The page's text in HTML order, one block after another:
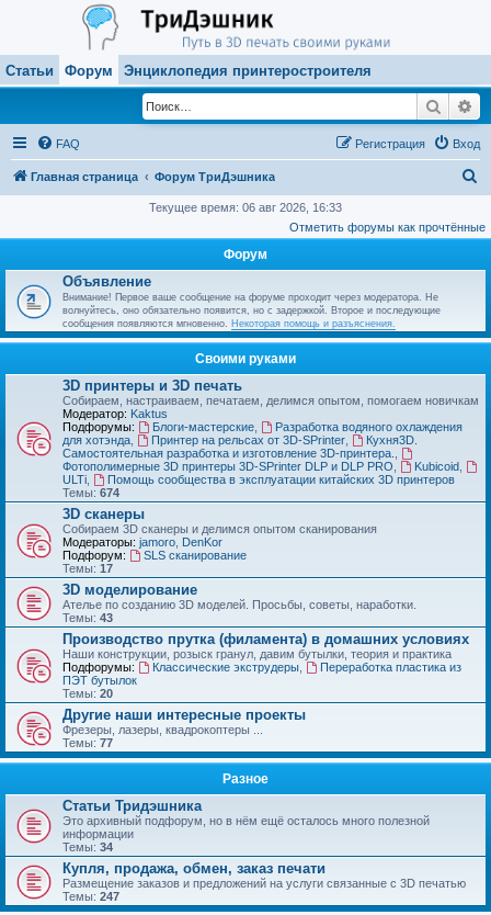
Статьи Форум Энциклопедия принтеростроителя
Поиск
FAQ Вход
Регистрация
Главная страница Форум ТриДэшника
и
Текущее время: 06 авг 2026, 16:33
Отметить форумы как прочтённые
Форум
Объявление
Внимание! Первое ваше сообщение на форуме проходит через модератора. Не
волнуйтесь, оно обязательно появится, но с задержкой. Второе и последующие
сообщения появляются мгновенно. Некоторая помощь и разъяснения.
Своими руками
3D принтеры и 3D печать
Собираем, настраиваем, печатаем, делимся опытом, помогаем новичкам
Модератор: Kaktus
Подфорумы:
Блоги-мастерские,
Разработка водяного охлаждения
для хотэнда
Принтер на рельсах от 3D-SPrinter,
Кухня3D.
Самостоятельная разработка и изготовление 3D-принтера.
Фотополимерные 3D принтеры 3D-SPrinter DLP и DLP PRO
Kubicoid,
ULTi
Помощь сообщества в эксплуатации китайских 3D принтеров
Темы: 674
3D сканеры
Собираем 3D сканеры и делимся опытом сканирования
Модераторы: jamoro DenKor
Подфорум:
SLS сканирование
Темы: 17
3D моделирование
Ателье по созданию 3D моделей. Просьбы, советы, наработки.
Темы: 43
Производство прутка (филамента) в домашних условиях
Наши конструкции, розыск гранул, давим бутылки, теория и практика
Подфорумы:
Классические экструдеры,
Переработка пластика из
ПЭТ бутылок
Темы: 20
Другие наши интересные проекты
Фрезеры, лазеры, квадрокоптеры ...
Темы: 77
Разное
Статьи Тридэшника
Это архивный подфорум, но в нём ещё осталось много полезной
информации
Темы: 34
Купля, продажа, обмен, заказ печати
Размещение заказов и предложений на услуги связанные с 3D печатью
Темы: 247